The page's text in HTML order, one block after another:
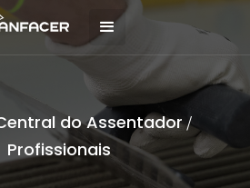
do Assentador/
Profissionais